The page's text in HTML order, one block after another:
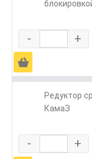
- +
Ä
Редуктор
КамаЗ
- +